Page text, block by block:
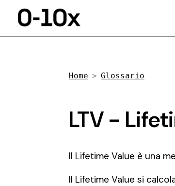
Home Glossario
LTV -
Il Lifetime Value è una
Il Lifetime Value si